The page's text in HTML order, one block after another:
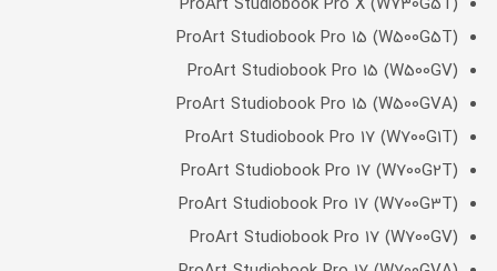
ProArt Studiobook Pro 15 (W500G5T)
ProArt Studiobook Pro 15 (W500GV)
ProArt Studiobook Pro 15 (W500GVA)
ProArt Studiobook Pro 17 (W700G1T)
ProArt Studiobook Pro 17 (W700G2T)
ProArt Studiobook Pro 17 (W700G3T)
ProArt Studiobook Pro 17 (W700GV)